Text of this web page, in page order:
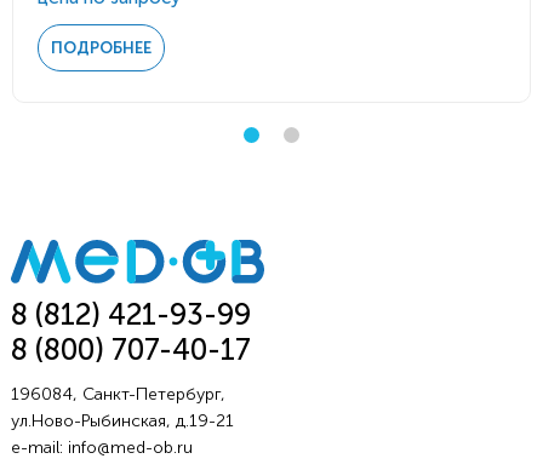
ПОДРОБНЕЕ
8 (812) 421-93-99
8 (800) 707-40-17
196084, Санкт-Петербург,
ул.Ново-Рыбинская, д.19-21
e-mail: info@med-ob.ru